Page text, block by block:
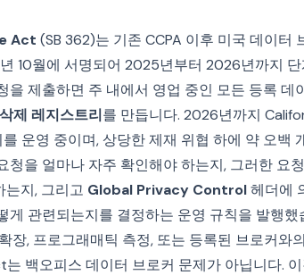
Act (SB 362)는 기존 CCPA 이후 미국 데이터
10월에 서명되어 2025년부터 2026년까지
을 제출하면 주 내에서 영업 중인 모든 등록 데
제 레지스트리를 만듭니다. 2026년까지
운영 중이며, 상당한 제재 위협 하에 약 오백
청을 얼마나 자주 확인해야 하는지, 그러한 요
는지, 그리고 Global Privacy Control헤더에
게 관련되는지를 결정하는 운영 규칙을 발행
장, 프로그래매틱 측정, 또는 등록된 브로커와
백오피스 데이터 브로커 문제가 아닙니다.